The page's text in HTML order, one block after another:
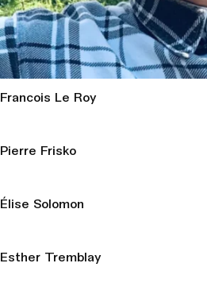
Francois Le Roy
Pierre Frisko
Élise Solomon
Esther Tremblay